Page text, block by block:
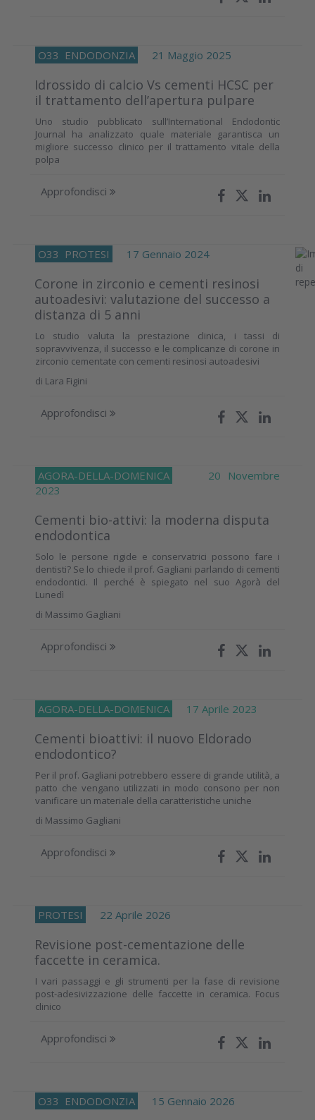
O33 ENDODONZIA 21 Maggio 2025
Idrossido di calcio Vs cementi HCSC per
il trattamento dell’apertura pulpare
Uno studio pubblicato sull’International Endodontic
Journal ha analizzato quale materiale garantisca un
migliore successo clinico per il trattamento vitale della
polpa
Approfondisci
O33 PROTESI 17 Gennaio 2024
Corone in zirconio e cementi resinosi
autoadesivi: valutazione del successo a
distanza di 5 anni
Lo studio valuta la prestazione clinica, i tassi di
sopravvivenza, il successo e le complicanze di corone in
zirconio cementate con cementi resinosi autoadesivi
di Lara Figini
Approfondisci
AGORA-DELLA-DOMENICA
20 Novembre
2023
Cementi bio-attivi: la moderna disputa
endodontica
Solo le persone rigide e conservatrici possono fare i
dentisti? Se lo chiede il prof. Gagliani parlando di cementi
endodontici. Il perché è spiegato nel suo Agorà del
Lunedì
di Massimo Gagliani
Approfondisci
AGORA-DELLA-DOMENICA 17 Aprile 2023
Cementi bioattivi: il nuovo Eldorado
endodontico?
Per il prof. Gagliani potrebbero essere di grande utilità, a
patto che vengano utilizzati in modo consono per non
vanificare un materiale della caratteristiche uniche
di Massimo Gagliani
Approfondisci
PROTESI 22 Aprile 2026
Revisione post-cementazione delle
faccette in ceramica.
I vari passaggi e gli strumenti per la fase di revisione
post-adesivizzazione delle faccette in ceramica. Focus
clinico
Approfondisci
O33 ENDODONZIA 15 Gennaio 2026